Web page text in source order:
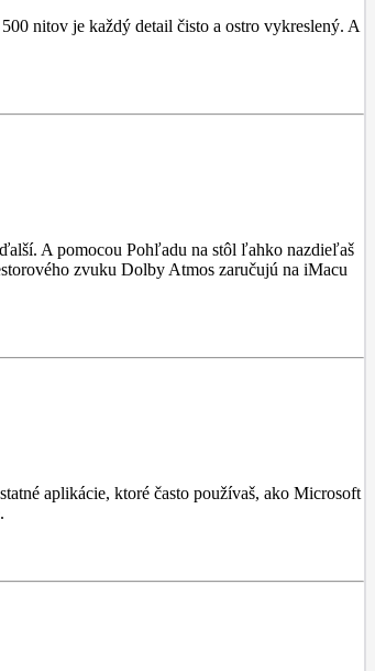
nitov je každý detail čisto a ostro vykreslený. A
A pomocou Pohľadu na stôl ľahko nazdieľaš
zvuku Dolby Atmos zaručujú na iMacu
aplikácie, ktoré často používaš, ako Microsoft